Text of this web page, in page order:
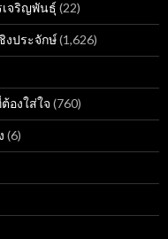
เจริญพันธุ์ (22)
งประจักษ์(1,626)
องใส่ใจ (760)
(6)